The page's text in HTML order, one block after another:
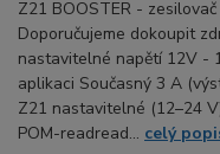
Z21 BOOSTER -
Doporučujeme dokoupit
nastavitelné napětí 12V -
aplikaci Současný 3 A
Z21 nastavitelné (12–24
POM-readread... celý